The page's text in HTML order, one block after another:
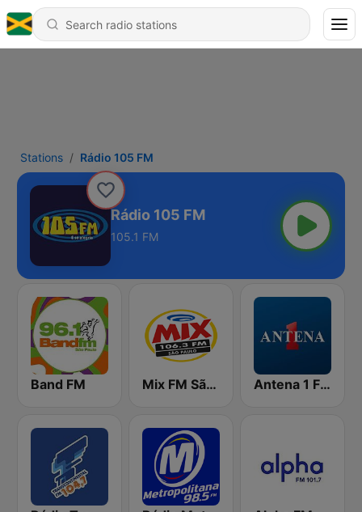
Stations Rádio 105 FM
Rádio 105 FM
105.1 FM
Band FM Mix FM São Paulo Antena 1 FM